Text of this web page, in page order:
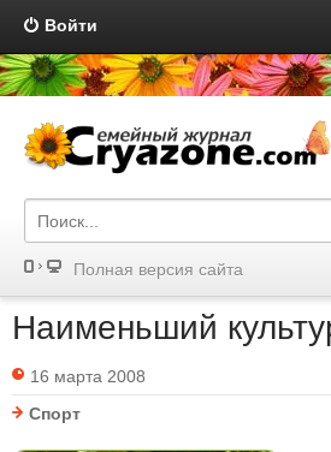
Войти
Полная версия сайта
Наименьший
16 марта 2008
Спорт